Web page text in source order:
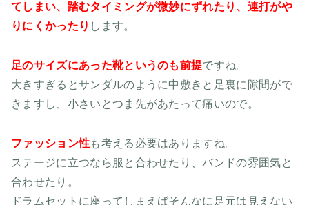
てしまい、踏むタイミングが微妙にずれたり、連打がや
りにくかったり します。
足のサイズにあった靴というのも前提ですね。
大きすぎるとサンダルのように中敷きと足裏に隙間がで
きますし、小さいとつま先があたって痛いので。
ファッション性も考える必要はありますね。
ステージに立つなら服と合わせたり、バンドの雰囲気と
合わせたり。
ドラムセットに座ってしまえばそんなに足元は見えない